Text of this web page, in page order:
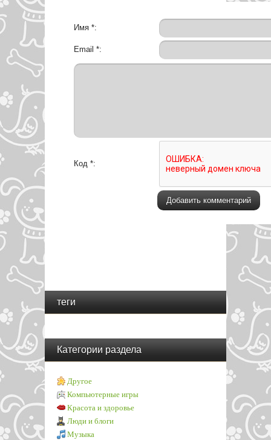
Имя *:
Email *:
Код *:
теги
Категории раздела
Другое
Компьютерные игры
Красота и здоровье
Люди и блоги
Музыка